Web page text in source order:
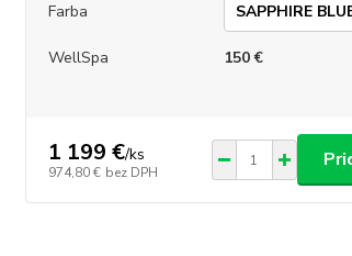
Farba
WellSpa 150 €
1 199 €/ks
974,80 € bez DPH